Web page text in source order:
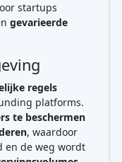
startups
gevarieerde
regels
platforms.
te beschermen
, waardoor
en de weg wordt